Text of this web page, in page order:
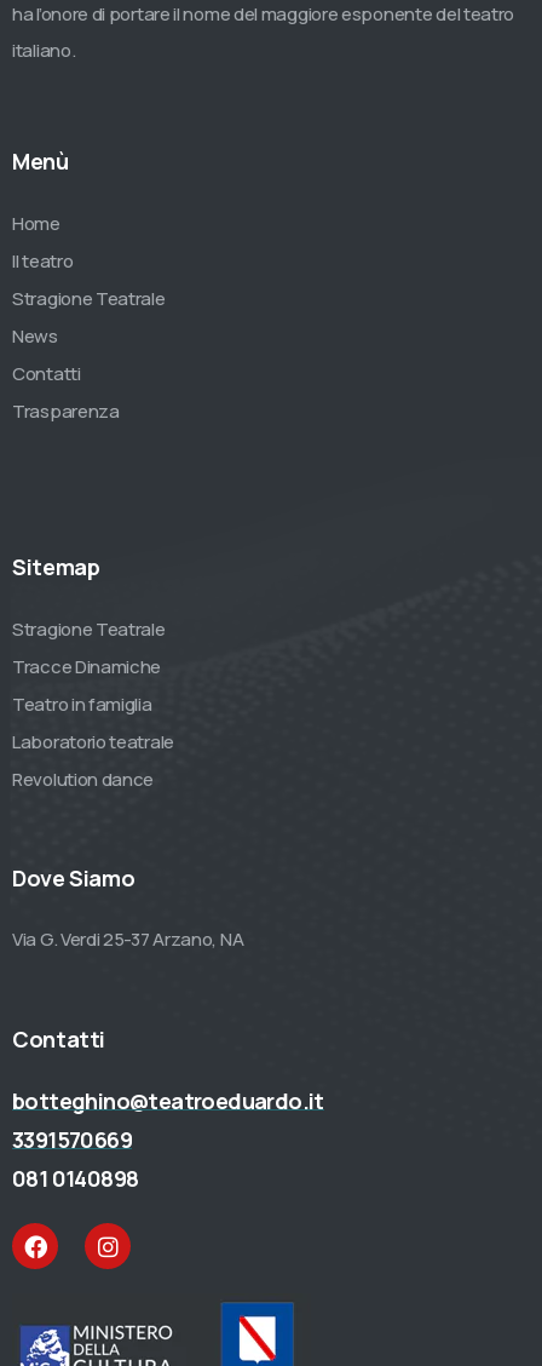
ha l’onore di portare il nome del maggiore esponente del teatro
italiano.
Menù
Home
Il teatro
Stragione Teatrale
News
Contatti
Trasparenza
Sitemap
Stragione Teatrale
Tracce Dinamiche
Teatro in famiglia
Laboratorio teatrale
Revolution dance
Dove Siamo
Via G. Verdi 25-37 Arzano, NA
Contatti
botteghino@teatroeduardo.it
3391570669
081 0140898